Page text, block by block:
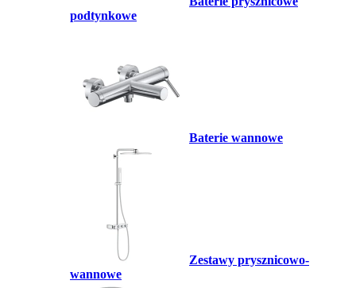
podtynkowe
Baterie wannowe
Zestawy prysznicowo-
wannowe